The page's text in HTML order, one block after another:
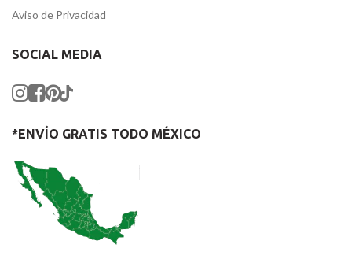
Aviso de Privacidad
SOCIAL MEDIA
*ENVÍO GRATIS TODO MÉXICO